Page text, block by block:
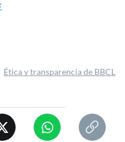
Ética y transparencia de BBCL